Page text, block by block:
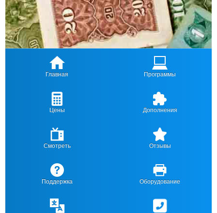
Главная Программы
Цены Дополнения
Смотреть Отзывы
Поддержка Оборудование